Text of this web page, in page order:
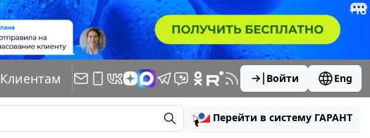
Клиентам Войти Eng
Перейти в систему ГАРАНТ